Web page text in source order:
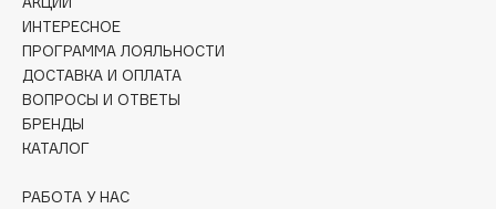
Collagenina
Corimo
CosRX
Cottolina
Cunzite
ИНТЕРЕСНОЕ
ПРОГРАММА ЛОЯЛЬНОСТИ
ДОСТАВКА И ОПЛАТА
ВОПРОСЫ И ОТВЕТЫ
БРЕНДЫ
КАТАЛОГ
РАБОТА У НАС